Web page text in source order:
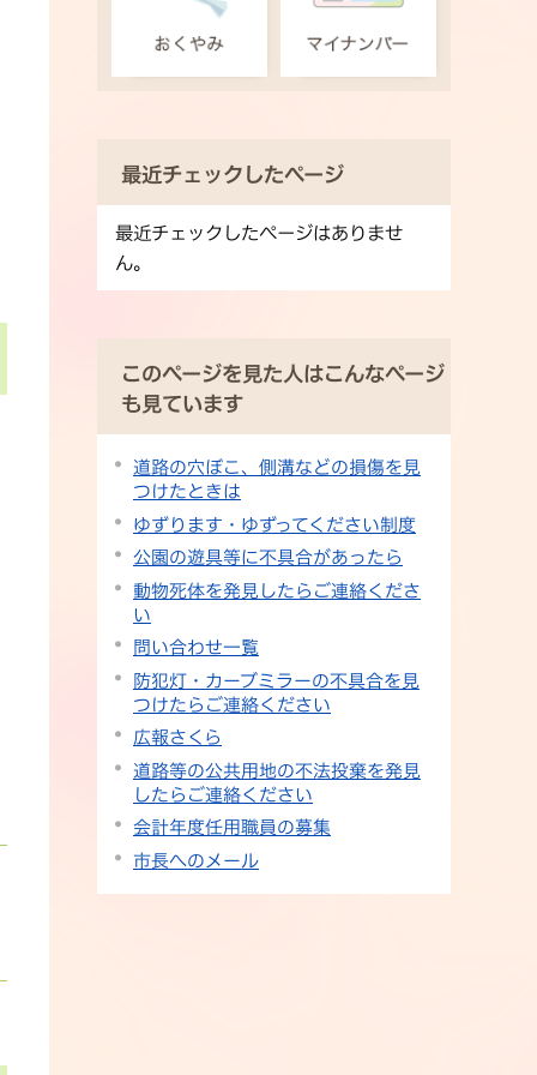
最近チェックしたページ
最近チェックしたページはありませ
ん。
このページを見た人はこんなページ
も見ています
道路の穴ぼこ、側溝などの損傷を見
つけたときは
ゆずります・ゆずってください制度
公園の遊具等に不具合があったら
動物死体を発見したらご連絡くださ
い
問い合わせ一覧
防犯灯・カーブミラーの不具合を見
つけたらご連絡ください
広報さくら
道路等の公共用地の不法投棄を発見
したらご連絡ください
会計年度任用職員の募集
市長へのメール